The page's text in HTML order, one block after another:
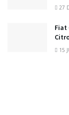
27
Fiat
15